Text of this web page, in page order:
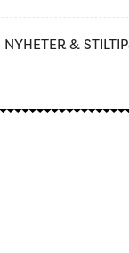
NYHETER &